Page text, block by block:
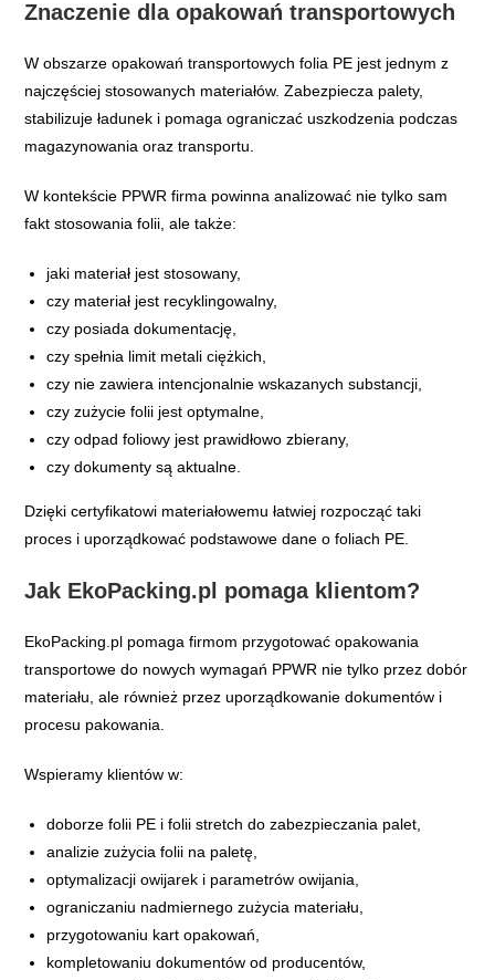
Znaczenie dla opakowań transportowych
W obszarze opakowań transportowych folia PE jest jednym z
najczęściej stosowanych materiałów. Zabezpiecza palety,
stabilizuje ładunek i pomaga ograniczać uszkodzenia podczas
magazynowania oraz transportu.
W kontekście PPWR firma powinna analizować nie tylko sam
fakt stosowania folii, ale także:
jaki materiał jest stosowany,
czy materiał jest recyklingowalny,
czy posiada dokumentację,
czy spełnia limit metali ciężkich,
czy nie zawiera intencjonalnie wskazanych substancji,
czy zużycie folii jest optymalne,
czy odpad foliowy jest prawidłowo zbierany,
czy dokumenty są aktualne.
Dzięki certyfikatowi materiałowemu łatwiej rozpocząć taki
proces i uporządkować podstawowe dane o foliach PE.
Jak EkoPacking.pl pomaga klientom?
EkoPacking.pl pomaga firmom przygotować opakowania
transportowe do nowych wymagań PPWR nie tylko przez dobór
materiału, ale również przez uporządkowanie dokumentów i
procesu pakowania.
Wspieramy klientów w:
doborze folii PE i folii stretch do zabezpieczania palet,
analizie zużycia folii na paletę,
optymalizacji owijarek i parametrów owijania,
ograniczaniu nadmiernego zużycia materiału,
przygotowaniu kart opakowań,
kompletowaniu dokumentów od producentów,